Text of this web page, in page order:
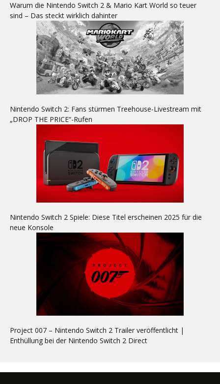
Warum die Nintendo Switch 2 & Mario Kart World so teuer
sind – Das steckt wirklich dahinter
Nintendo Switch 2: Fans stürmen Treehouse-Livestream mit
„DROP THE PRICE“-Rufen
Nintendo Switch 2 Spiele: Diese Titel erscheinen 2025 für die
neue Konsole
Project 007 – Nintendo Switch 2 Trailer veröffentlicht |
Enthüllung bei der Nintendo Switch 2 Direct